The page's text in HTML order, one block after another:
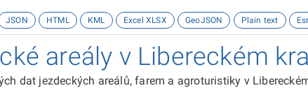
JSON HTML KML Excel XLSX GeoJSON Plain text
areály v Libereckém
dat jezdeckých areálů, farem a agroturistiky v